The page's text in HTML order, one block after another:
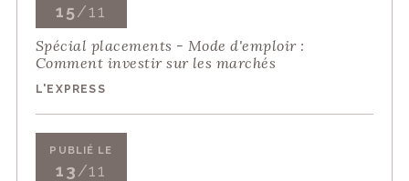
15/11
Spécial placements - Mode d'emploir :
Comment investir sur les marchés
L'EXPRESS
PUBLIÉ LE
13/11